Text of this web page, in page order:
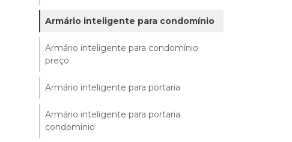
Armário inteligente para condomínio
Armário inteligente para condomínio
preço
Armário inteligente para portaria
Armário inteligente para portaria
condomínio